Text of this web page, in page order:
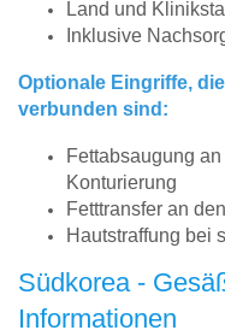
Land und
Inklusive
Optionale Eingriffe,
verbunden sind:
Fettabsaugung
Konturierung
Fetttransfer an
Hautstraffung bei
Südkorea -
Informationen